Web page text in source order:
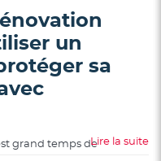
un
sa
grand temps deLire la suite